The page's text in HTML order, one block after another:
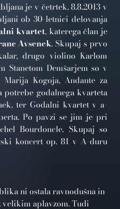
je v četrtek, 8.8.2013 v
ob 30-letnici delovanja
kvartet, katerega član je
Avsenek. Skupaj s prvo
drugo violino Karlom
Stanetom Demšarjem so v
Kogoja, Andante za
godalnega kvarteta
ter Godalni kvartet v a-
Po pavzi se jim je pri
Bourdoncle. Skupaj so
koncert op. 81 v A-duru
ni ostala ravnodušna in
velikim aplavzom. Tudi